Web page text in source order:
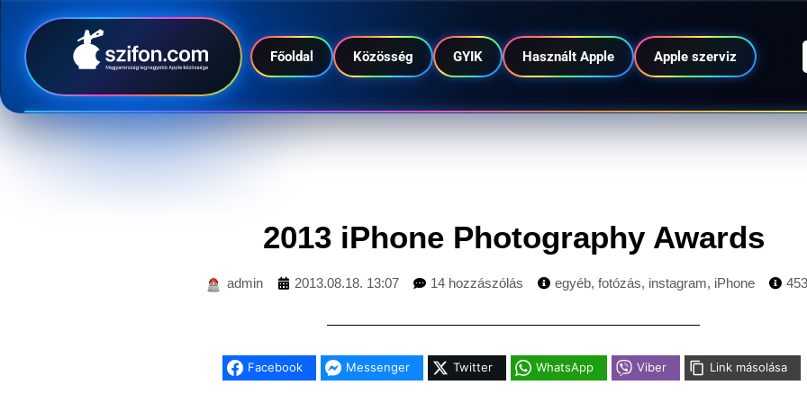
Főoldal Közösség GYIK Használt Apple Apple szerviz
2013 iPhone Photography Awards
admin 2013.08.18. 13:07 14 hozzászólás egyéb, fotózás, instagram, iPhone
Facebook Messenger Twitter WhatsApp Viber Link másolása